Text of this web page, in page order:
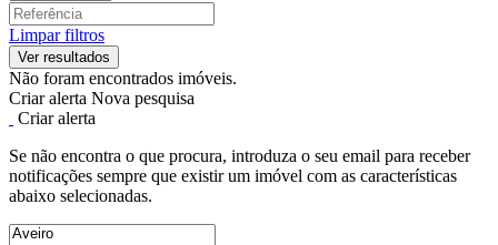
Limpar filtros
Não foram encontrados imóveis.
Criar alerta Nova pesquisa
Criar alerta
Se não encontra o que procura, introduza o seu email para receber
notificações sempre que existir um imóvel com as características
abaixo selecionadas.